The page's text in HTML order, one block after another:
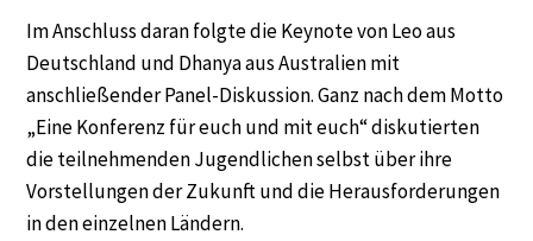
Im Anschluss daran folgte die Keynote von Leo aus
Deutschland und Dhanya aus Australien mit
anschließender Panel-Diskussion. Ganz nach dem Motto
„Eine Konferenz für euch und mit euch“ diskutierten
die teilnehmenden Jugendlichen selbst über ihre
Vorstellungen der Zukunft und die Herausforderungen
in den einzelnen Ländern.